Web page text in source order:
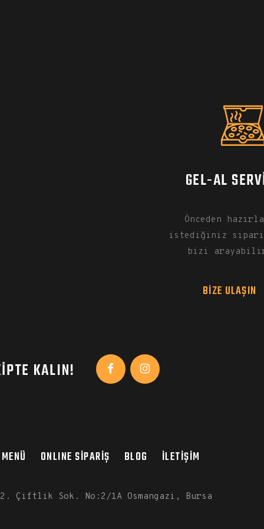
GEL-AL
Önceden
istediğiniz
bizi
BIZE ULAŞIN
KALIN!
MENÜ ONLINE SİPARİŞ BLOG İLETIŞIM
Çiftlik Sok. No:2/1A Osmangazi, Bursa